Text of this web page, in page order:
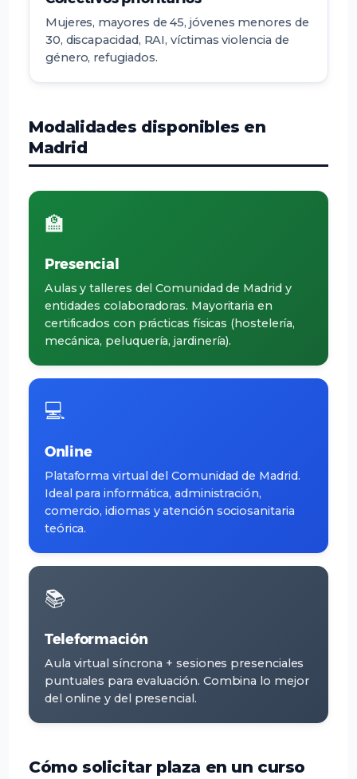
Mujeres, mayores de 45, jóvenes menores de
30, discapacidad, RAI, víctimas violencia de
género, refugiados.
Modalidades disponibles en
Madrid
🏫
Presencial
Aulas y talleres del Comunidad de Madrid y
entidades colaboradoras. Mayoritaria en
certificados con prácticas físicas (hostelería,
mecánica, peluquería, jardinería).
💻
Online
Plataforma virtual del Comunidad de Madrid.
Ideal para informática, administración,
comercio, idiomas y atención sociosanitaria
teórica.
📚
Teleformación
Aula virtual síncrona + sesiones presenciales
puntuales para evaluación. Combina lo mejor
del online y del presencial.
Cómo solicitar plaza en un curso